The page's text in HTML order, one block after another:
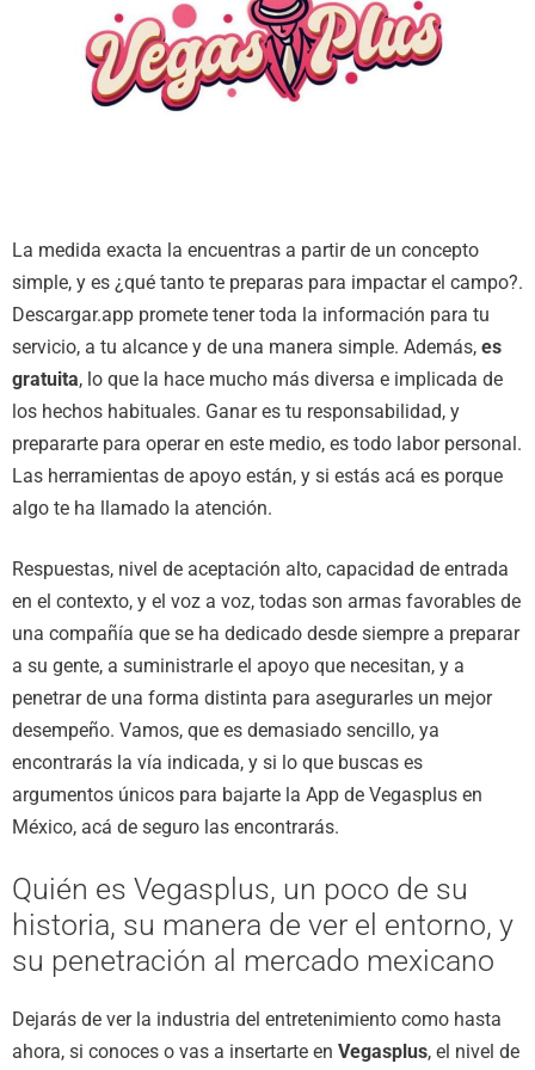
La medida exacta la encuentras a partir de un concepto
simple, y es ¿qué tanto te preparas para impactar el campo?.
Descargar.app promete tener toda la información para tu
servicio, a tu alcance y de una manera simple. Además, es
gratuita, lo que la hace mucho más diversa e implicada de
los hechos habituales. Ganar es tu responsabilidad, y
prepararte para operar en este medio, es todo labor personal.
Las herramientas de apoyo están, y si estás acá es porque
algo te ha llamado la atención.
Respuestas, nivel de aceptación alto, capacidad de entrada
en el contexto, y el voz a voz, todas son armas favorables de
una compañía que se ha dedicado desde siempre a preparar
a su gente, a suministrarle el apoyo que necesitan, y a
penetrar de una forma distinta para asegurarles un mejor
desempeño. Vamos, que es demasiado sencillo, ya
encontrarás la vía indicada, y si lo que buscas es
argumentos únicos para bajarte la App de Vegasplus en
México, acá de seguro las encontrarás.
Quién es Vegasplus, un poco de su
historia, su manera de ver el entorno, y
su penetración al mercado mexicano
Dejarás de ver la industria del entretenimiento como hasta
ahora, si conoces o vas a insertarte en Vegasplus, el nivel de